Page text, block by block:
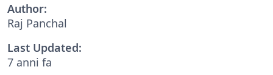
Author:
Raj Panchal
Last Updated:
7 anni fa